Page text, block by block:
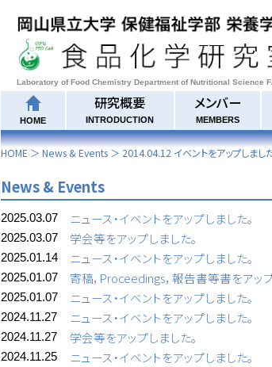
Laboratory of Food Chemistry Department of Nutritional
HOME
研究概要
INTRODUCTION
メンバー
MEMBERS
HOME ＞ News & Events ＞ 2014.04.12 イベントをアップしまし
News & Events
2025.03.07 ニュース・イベントをアップしました。
2025.03.07 学会等をアップしました。
2025.01.14 ニュース・イベントをアップしました。
2025.01.07 寄稿，Proceedings，報告書等書をアップ
2025.01.07 ニュース・イベントをアップしました。
2024.11.27 ニュース・イベントをアップしました。
2024.11.27 学会等をアップしました。
2024.11.25 ニュース・イベントをアップしました。